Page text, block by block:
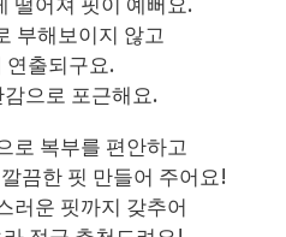
부해보이지 않고
연출되구요.
으로 포근해요.
로 복부를 편안하고
끔한 핏 만들어 주어요!
러운 핏까지 갖추어